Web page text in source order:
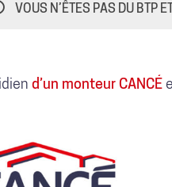
VOUS N’ÊTES PAS DU BTP
d’un monteur CANCÉ